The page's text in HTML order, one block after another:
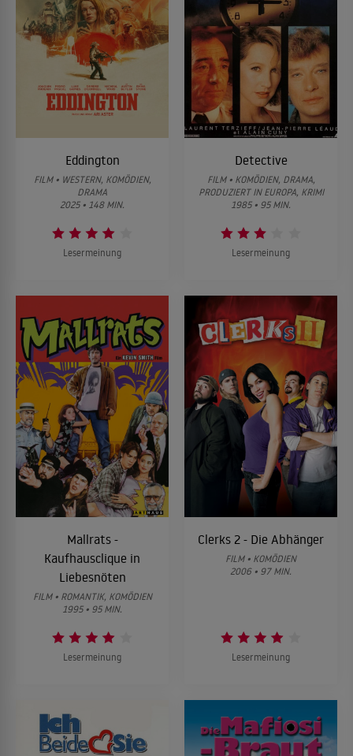
Eddington
FILM • WESTERN, KOMÖDIEN,
DRAMA
2025 • 148 MIN.
Lesermeinung
Detective
FILM • KOMÖDIEN, DRAMA,
PRODUZIERT IN EUROPA, KRIMI
1985 • 95 MIN.
Lesermeinung
Mallrats -
Kaufhausclique in
Liebesnöten
FILM • ROMANTIK, KOMÖDIEN
1995 • 95 MIN.
Lesermeinung
Clerks 2 - Die Abhänger
FILM • KOMÖDIEN
2006 • 97 MIN.
Lesermeinung